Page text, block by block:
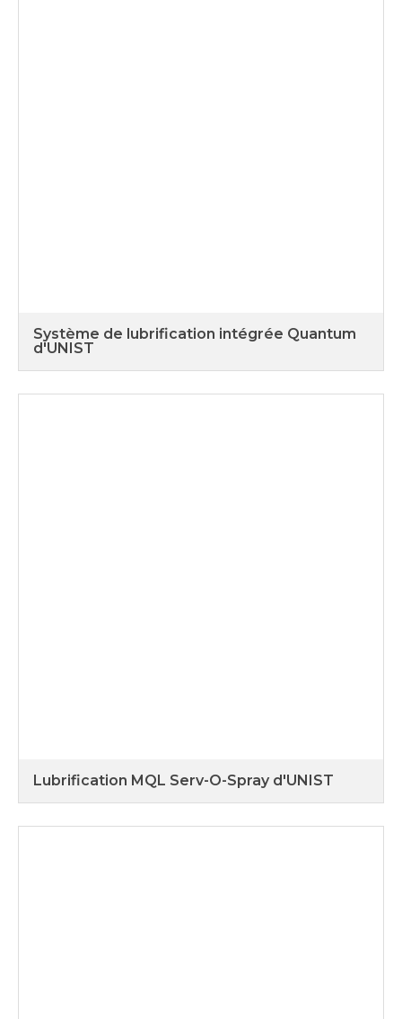
Système de lubrification intégrée Quantum
d'UNIST
Lubrification MQL Serv-O-Spray d'UNIST